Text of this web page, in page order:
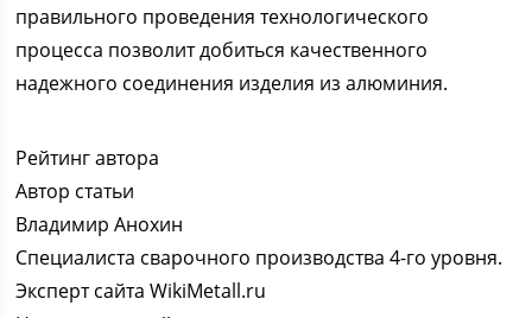
правильного проведения технологического
процесса позволит добиться качественного
надежного соединения изделия из алюминия.
Рейтинг автора
Автор статьи
Владимир Анохин
Специалиста сварочного производства 4-го уровня.
Эксперт сайта WikiMetall.ru